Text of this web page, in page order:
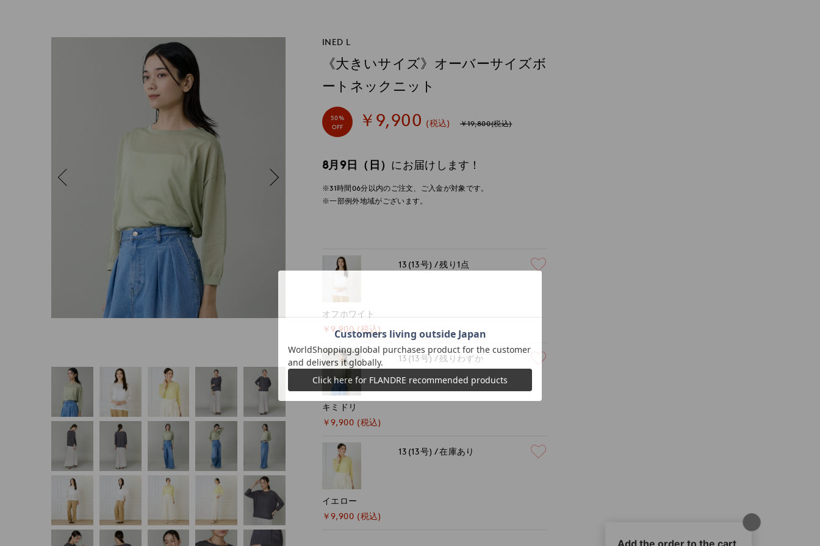
INED L
《大きいサイズ》オーバーサイズボ
ートネックニット
50%
OFF
￥9,900 (税込) ￥19,800(税込)
8月9日（日） にお届けします！
※31時間06分以内のご注文、ご入金が対象です。
※一部例外地域がございます。
オフホワイト
￥9,900 (税込)
13(13号) 残り1点
キミドリ
￥9,900 (税込)
13(13号) 残りわずか
イエロー
￥9,900 (税込)
13(13号) 在庫あり